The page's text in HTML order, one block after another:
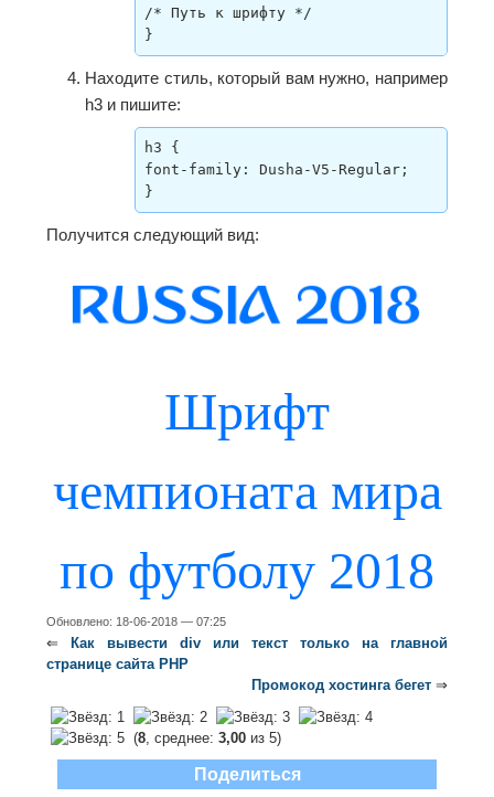
/* Путь к шрифту */
}
Находите стиль, который вам нужно, например
h3 и пишите:
h3 {
font-family: Dusha-V5-Regular;
}
Получится следующий вид:
Шрифт
чемпионата мира
по футболу 2018
Обновлено: 18-06-2018 — 07:25
⇐Как вывести div или текст только на главной
странице сайта PHP
Промокод хостинга бегет⇒
(8 , среднее:3,00 из 5)
Поделиться